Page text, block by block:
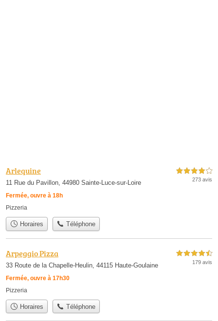
Arlequine
11 Rue du Pavillon, 44980 Sainte-Luce-sur-Loire
Fermée, ouvre à 18h
4,0 étoiles sur 5
273 avis
Pizzeria
Horaires Téléphone
Arpeggio Pizza
33 Route de la Chapelle-Heulin, 44115 Haute-Goulaine
Fermée, ouvre à 17h30
4,5 étoiles sur 5
179 avis
Pizzeria
Horaires Téléphone